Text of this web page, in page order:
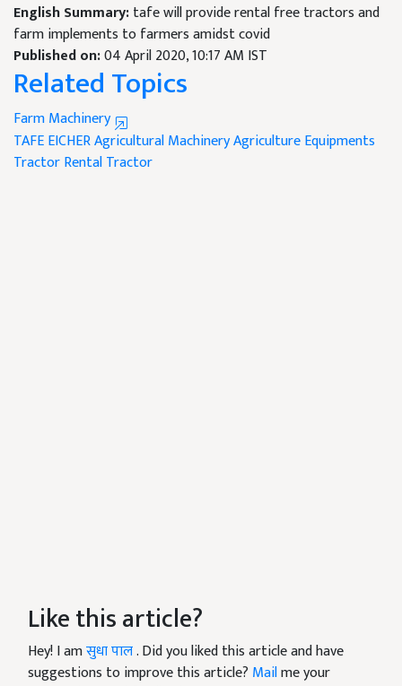
English Summary:tafe will provide rental free tractors and
farm implements to farmers amidst covid
Published on:04 April 2020, 10:17 AM IST
Related Topics
Farm Machinery
TAFEEICHERAgricultural MachineryAgriculture Equipments
TractorRental Tractor
Like this article?
Hey! I amसुधा पाल. Did you liked this article and have
suggestions to improve this article? Mailme your